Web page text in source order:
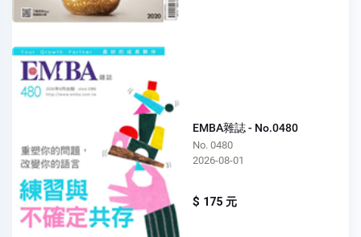
EMBA雜誌 - No.0480
No. 0480
2026-08-01
$ 175 元